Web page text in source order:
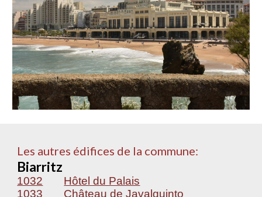
Les autres édifices de la commune:
Biarritz
1032
Hôtel du Palais
1033
Château de Javalquinto